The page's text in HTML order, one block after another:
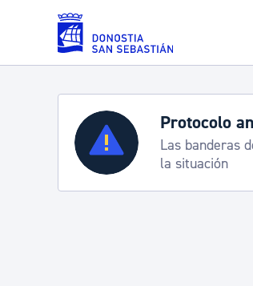
Saltar al contenido principal
Servicios
Padrón y asuntos
Protocolo
Las banderas
la situación